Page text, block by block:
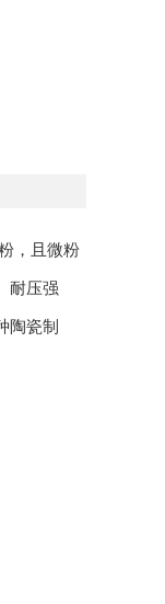
，且微粉
耐压强
陶瓷制